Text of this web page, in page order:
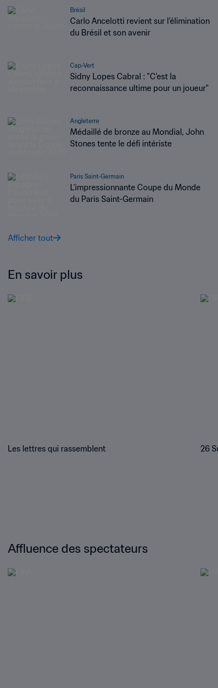
Brésil
Carlo Ancelotti revient sur l’élimination
du Brésil et son avenir
Cap-Vert
Sidny Lopes Cabral : "C'est la
reconnaissance ultime pour un joueur"
Angleterre
Médaillé de bronze au Mondial, John
Stones tente le défi intériste
Paris Saint-Germain
L’impressionnante Coupe du Monde
du Paris Saint-Germain
Afficher tout
En savoir plus
Les lettres qui rassemblent 26